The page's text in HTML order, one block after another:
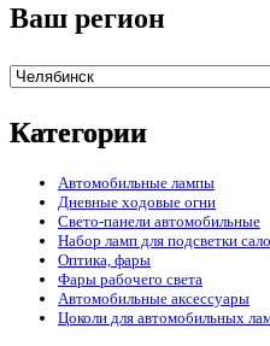
Ваш регион
Категории
Автомобильные лампы
Дневные ходовые огни
Свето-панели автомобильные
Набор ламп для подсветки
Оптика, фары
Фары рабочего света
Автомобильные аксессуары
Цоколи для автомобильных